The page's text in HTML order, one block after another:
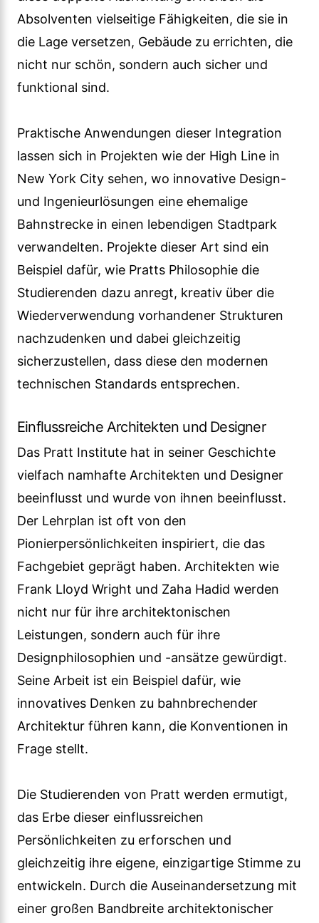
Absolventen vielseitige Fähigkeiten, die sie in
die Lage versetzen, Gebäude zu errichten, die
nicht nur schön, sondern auch sicher und
funktional sind.
Praktische Anwendungen dieser Integration
lassen sich in Projekten wie der High Line in
New York City sehen, wo innovative Design-
und Ingenieurlösungen eine ehemalige
Bahnstrecke in einen lebendigen Stadtpark
verwandelten. Projekte dieser Art sind ein
Beispiel dafür, wie Pratts Philosophie die
Studierenden dazu anregt, kreativ über die
Wiederverwendung vorhandener Strukturen
nachzudenken und dabei gleichzeitig
sicherzustellen, dass diese den modernen
technischen Standards entsprechen.
Einflussreiche Architekten und Designer
Das Pratt Institute hat in seiner Geschichte
vielfach namhafte Architekten und Designer
beeinflusst und wurde von ihnen beeinflusst.
Der Lehrplan ist oft von den
Pionierpersönlichkeiten inspiriert, die das
Fachgebiet geprägt haben. Architekten wie
Frank Lloyd Wright und Zaha Hadid werden
nicht nur für ihre architektonischen
Leistungen, sondern auch für ihre
Designphilosophien und -ansätze gewürdigt.
Seine Arbeit ist ein Beispiel dafür, wie
innovatives Denken zu bahnbrechender
Architektur führen kann, die Konventionen in
Frage stellt.
Die Studierenden von Pratt werden ermutigt,
das Erbe dieser einflussreichen
Persönlichkeiten zu erforschen und
gleichzeitig ihre eigene, einzigartige Stimme zu
entwickeln. Durch die Auseinandersetzung mit
einer großen Bandbreite architektonischer